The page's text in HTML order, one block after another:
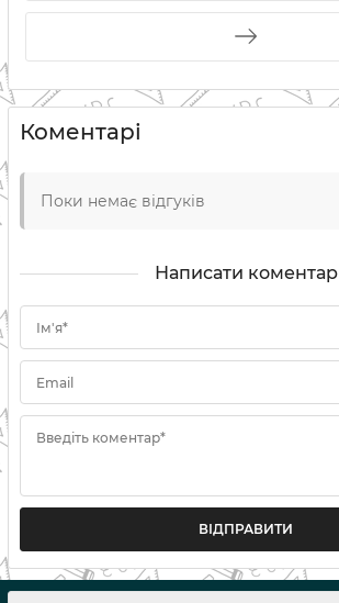
Коментарі
Поки немає відгуків
Написати коментар
Ім'я*
Email
Введіть коментар*
ВІДПРАВИТИ